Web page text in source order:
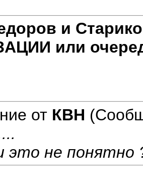
и
или
от КВН
это не понятно